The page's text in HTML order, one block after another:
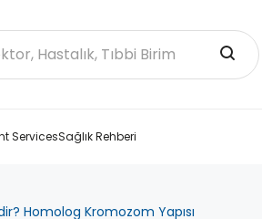
ServicesSağlık Rehberi
Homolog Kromozom Yapısı